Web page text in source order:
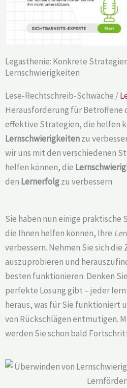
Legasthenie: Konkrete
Lernschwierigkeiten
Lese-Rechtschreib-Schwäche /
Herausforderung für Betroffene
effektive Strategien, die helfen
Lernschwierigkeitenzu
wir uns mit den verschiedenen
helfen können, die
den Lernerfolgzu verbessern.
Sie haben nun einige
die Ihnen helfen können, Ihre
verbessern. Nehmen Sie sich die
auszuprobieren und
besten funktionieren. Denken
perfekte Lösung gibt – jeder
heraus, was für Sie funktioniert
von Rückschlägen entmutigen.
werden Sie schon bald